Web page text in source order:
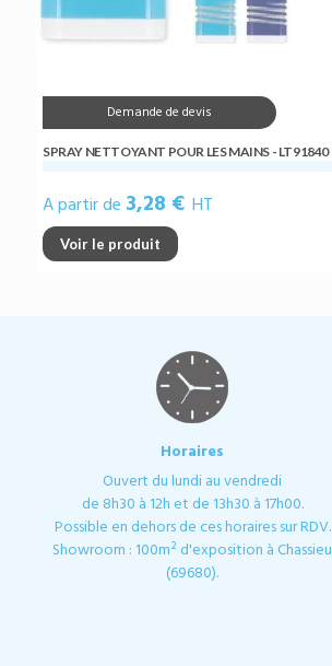
Demande de devis
SPRAY NETTOYANT POUR LES MAINS - LT91840
A partir de 3,28 € HT
Voir le produit
Horaires
Ouvert du lundi au vendredi
de 8h30 à 12h et de 13h30 à 17h00.
Possible en dehors de ces horaires sur RDV.
Showroom : 100m² d'exposition à Chassieu
(69680).